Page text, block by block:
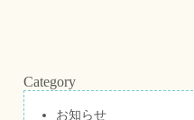
Category
お知らせ